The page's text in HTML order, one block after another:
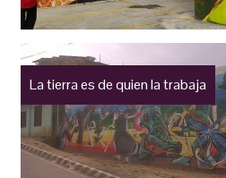
La tierra es de quien la trabaja